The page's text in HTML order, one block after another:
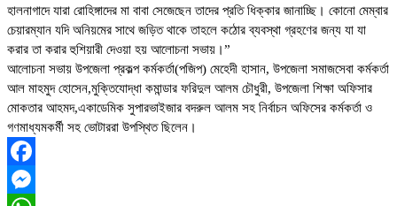
হালনাগাদে যারা রোহিঙ্গাদের মা বাবা সেজেছেন তাদের প্রতি ধিক্কার জানাচ্ছি। কোনো মেম্বার
চেয়ারম্যান যদি অনিয়মের সাথে জড়িত থাকে তাহলে কঠোর ব্যবস্থা গ্রহণের জন্য যা যা
করার তা করার হুশিয়ারী দেওয়া হয় আলোচনা সভায়।”
আলোচনা সভায় উপজেলা প্রকল্প কর্মকর্তা(পজিপ) মেহেদী হাসান, উপজেলা সমাজসেবা কর্মকর্তা
আল মাহমুদ হোসেন,মুক্তিযোদ্ধা কমান্ডার ফরিদুল আলম চৌধুরী, উপজেলা শিক্ষা অফিসার
মোকতার আহমদ,একাডেমিক সুপারভাইজার বদরুল আলম সহ নির্বাচন অফিসের কর্মকর্তা ও
গণমাধ্যমকর্মী সহ ভোটাররা উপস্থিত ছিলেন।
Facebook